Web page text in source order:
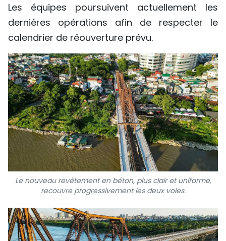
Les équipes poursuivent actuellement les
dernières opérations afin de respecter le
calendrier de réouverture prévu.
Le nouveau revêtement en béton, plus clair et uniforme,
recouvre progressivement les deux voies.